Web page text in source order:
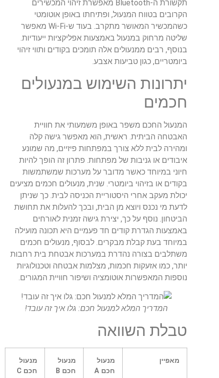
תקשורת ה-Bluetooth מאפשרת זיהוי המכשירים
הקרובים בטווח המנעול, ופתיחתו באופן אוטומטי
כשהמכשיר המאושר מתקרב. בעוד ש-Wi-Fi מאפשר
שליטה מרחוק במנעול באמצעות אפליקציות ייעודיות.
בנוסף, רבים ממנעולים אלה תומכים בקודים ותווי זיהוי
ביומטריים, כגון טביעות אצבע.
יתרונות השימוש במנעולים
חכמים
המנעול החכם משפר באופן משמעותי את חוויית
האבטחה הביתית. ראשית, הוא מאפשר גישה קלה
ומהירה לבית ללא צורך במפתחות פיזיים, מה שמונע
איבודים או גניבות של מפתחות. פתרון זה הופך להיות
חיוני במיוחד כאשר מדובר על מערכות שמשתמשות
בקודים או בזיהוי ביומטרי. שנית, מנעולים חכמים מציעים
יכולת מעקב אחרי היסטוריית הכניסה לבית. כך שניתן
לדעת מי נכנס ויוצא מן הבית, ובכך להעלות את תחושת
הביטחון. נוסף על כך, יצירת גישה זמנית לאורחים
באמצעות הגדרת קודים חד פעמיים היא תכונה מועילה
במיוחד בעת קבלת מבקרים. לבסוף, מנעולים חכמים
משתלבים בצורה נהדרת במערכות אבטחת בית רחבות
יותר, כמו אזעקות חכמות, מצלמות אבטחה וטכנולוגיות
נוספות המאפשרות אוטומציה ושיפור חוויית המגורים.
המדריך המלא למנעול חכם: גלו איך זה עובד!
טבלת השוואה
מאפיין
מנעול
חכם A
מנעול
חכם B
מנעול
חכם C